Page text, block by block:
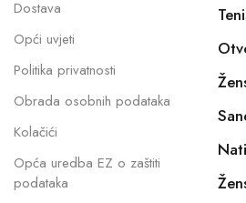
Dostava
Opći uvjeti
Politika privatnosti
Obrada osobnih podataka
Kolačići
Opća uredba EZ o zaštiti
podataka